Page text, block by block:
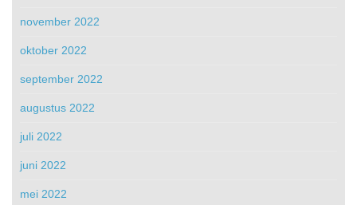
november 2022
oktober 2022
september 2022
augustus 2022
juli 2022
juni 2022
mei 2022